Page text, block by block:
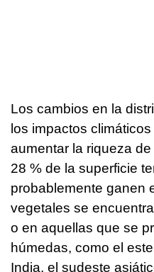
Los cambios en la
los impactos
aumentar la riqueza
28 % de la superficie
probablemente ganen
vegetales se
o en aquellas que se
húmedas, como el
India, el sudeste